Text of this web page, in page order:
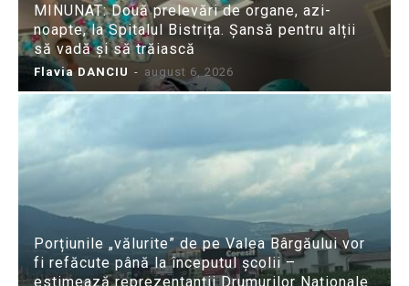
MINUNAT: Două prelevări de organe, azi-
noapte, la Spitalul Bistrița. Șansă pentru alții
să vadă și să trăiască
Flavia DANCIU - august 6, 2026
Porțiunile „vălurite” de pe Valea Bârgăului vor
fi refăcute până la începutul școlii –
estimează reprezentanții Drumurilor Naționale